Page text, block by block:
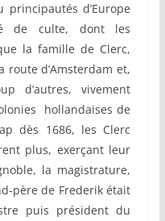
d’Europe
de culte, dont les
la famille de Clerc,
d’Amsterdam et,
d’autres, vivement
hollandaises de
dès 1686, les Clerc
plus, exerçant leur
la magistrature,
père de Frederik était
puis président du